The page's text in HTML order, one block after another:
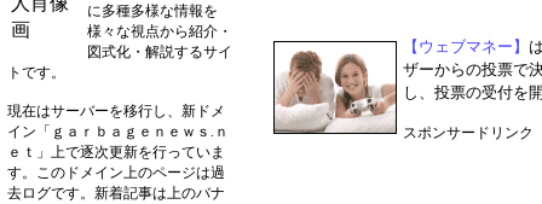
【ウェブマネー】
ザーからの投票で
し、投票の受付を
スポンサードリンク
に多種多様な情報を
様々な視点から紹介・
図式化・解説するサイ
トです。
現在はサーバーを移行し、新ドメ
イン「ｇａｒｂａｇｅｎｅｗｓ.ｎ
ｅｔ」上で逐次更新を行っていま
す。このドメイン上のページは過
去ログです。新着記事は上のバナ